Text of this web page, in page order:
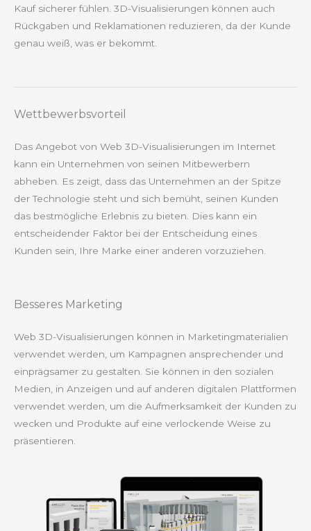
Kauf sicherer fühlen. 3D-Visualisierungen können auch
Rückgaben und Reklamationen reduzieren, da der Kunde
genau weiß, was er bekommt.
Wettbewerbsvorteil
Das Angebot von Web 3D-Visualisierungen im Internet
kann ein Unternehmen von seinen Mitbewerbern
abheben. Es zeigt, dass das Unternehmen an der Spitze
der Technologie steht und sich bemüht, seinen Kunden
das bestmögliche Erlebnis zu bieten. Dies kann ein
entscheidender Faktor bei der Entscheidung eines
Kunden sein, Ihre Marke einer anderen vorzuziehen.
Besseres Marketing
Web 3D-Visualisierungen können in Marketingmaterialien
verwendet werden, um Kampagnen ansprechender und
einprägsamer zu gestalten. Sie können in den sozialen
Medien, in Anzeigen und auf anderen digitalen Plattformen
verwendet werden, um die Aufmerksamkeit der Kunden zu
wecken und Produkte auf eine verlockende Weise zu
präsentieren.